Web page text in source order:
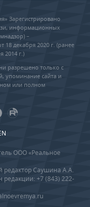
Зарегистрировано
информационных
–
декабря 2020 г. (ранее
2014 г.)
разрешено только с
упоминание сайта и
или полном
ООО «Реальное
редактор Саушина А.А.
редакции: +7 (843) 222-